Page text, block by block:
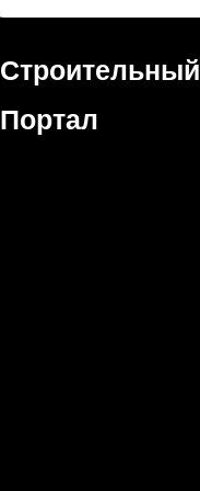
Строительный
Портал